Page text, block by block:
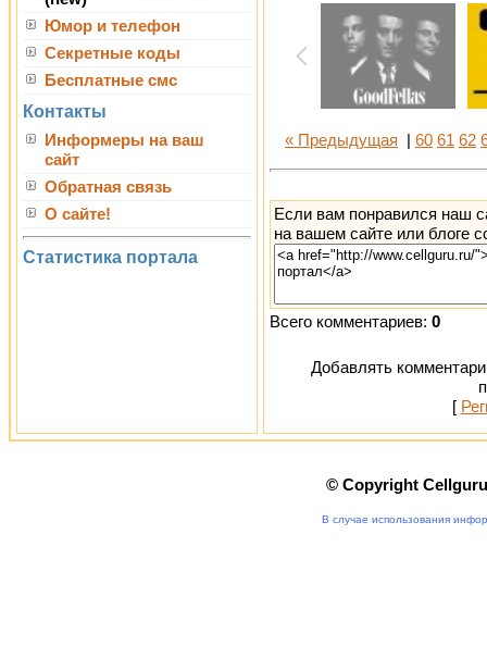
Юмор и телефон
Секретные коды
Бесплатные смс
Контакты
Информеры на ваш
сайт
Обратная связь
О сайте!
Статистика портала
« Предыдущая 60 61 62
Если вам понравился наш
на вашем сайте или блоге
Всего комментариев: 0
Добавлять
[
© Copyright
В случае использования